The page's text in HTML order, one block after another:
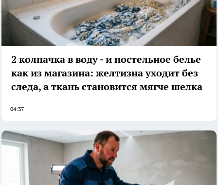
2 колпачка в воду - и постельное белье
как из магазина: желтизна уходит без
следа, а ткань становится мягче шелка
04:37